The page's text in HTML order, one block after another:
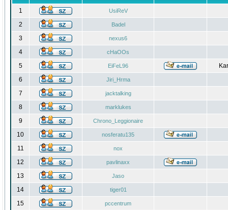
1 UsiReV
2 Badel
3 nexus6
4 cHaOOs
5 EiFeL96
6
Jiri_Hrma
7 jacktalking
8 marklukes
9 Chrono_Leggionaire
10 nosferatu135
11 nox
12 pavlinaxx
13 Jaso
14 tiger01
15 pccentrum